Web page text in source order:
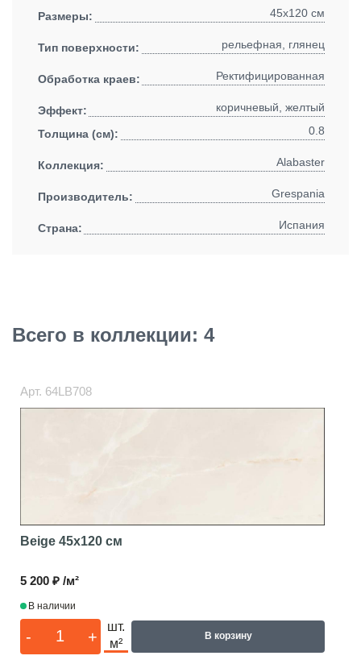
Размеры: 45x120 см
Тип поверхности: рельефная, глянец
Обработка краев: Ректифицированная
Эффект: коричневый, желтый
Толщина (см): 0.8
Коллекция: Alabaster
Производитель: Grespania
Страна: Испания
Всего в коллекции: 4
Арт. 64LB708
Beige 45x120 см
5 200 ₽ /м²
В наличии
- +
шт.
м²
В корзину